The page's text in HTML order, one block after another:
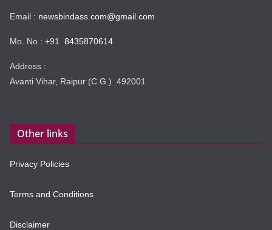
Email : newsbindass.com@gmail.com
Mo. No : +91 8435870614
Address :
Avanti Vihar, Raipur (C.G.) 492001
Other links
Privacy Policies
Terms and Conditions
Disclaimer